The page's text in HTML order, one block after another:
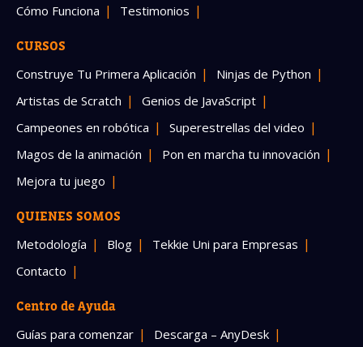
Cómo Funciona Testimonios
CURSOS
Construye Tu Primera Aplicación
Ninjas de Python
Artistas de Scratch
Genios de JavaScript
Campeones en robótica
Superestrellas del video
Magos de la animación
Pon en marcha tu innovación
Mejora tu juego
QUIENES SOMOS
Metodología Blog
Tekkie Uni para Empresas
Contacto
Centro de Ayuda
Guías para comenzar
Descarga – AnyDesk